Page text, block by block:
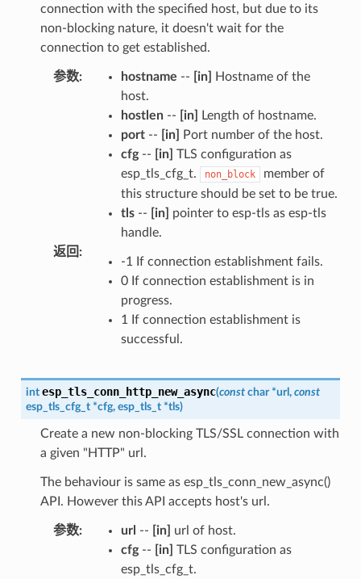
connection with the specified host, but due to its
non-blocking nature, it doesn't wait for the
connection to get established.
参数: hostname -- [in]
Hostname of the
host.
hostlen-- [in]
Length of hostname.
port-- [in]
Port number of the host.
cfg-- [in] TLS configuration as
esp_tls_cfg_t.
non_block
member of
this structure should be set to be true.
tls-- [in]
pointer to esp-tls as esp-tls
handle.
返回 :
-1 If connection establishment fails.
0 If connection establishment is in
progress.
1 If connection establishment is
successful.
int esp_tls_conn_http_new_async(const char *url , const
esp_tls_cfg_t *cfg, esp_tls_t *tls)
Create a new non-blocking TLS/SSL connection with
a given "HTTP" url.
The behaviour is same as esp_tls_conn_new_async()
API. However this API accepts host's url.
参数: url -- [in]
url of host.
cfg-- [in] TLS configuration as
esp_tls_cfg_t.